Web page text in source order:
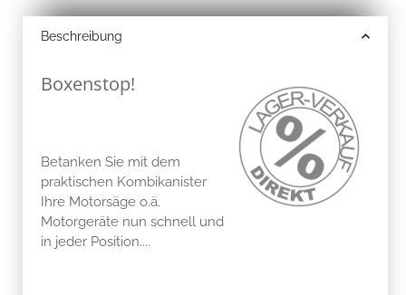
Beschreibung
Boxenstop!
Betanken Sie mit dem
praktischen Kombikanister
Ihre Motorsäge o.ä.
Motorgeräte nun schnell und
in jeder Position....